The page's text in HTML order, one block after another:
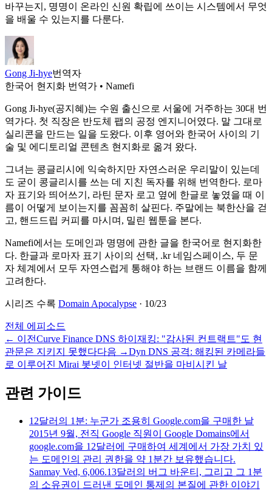
바꾸는지, 명명이 온라인 신원 확립에 쓰이는 시스템에서 무엇
을 배울 수 있는지를 다룬다.
Gong Ji-hye번역자
한국어 현지화 번역가 • Namefi
Gong Ji-hye(공지혜)는 수원 출신으로 서울에 거주하는 30대 번
역가다. 첫 직장은 반도체 팹의 공정 엔지니어였다. 말 그대로
실리콘을 만드는 일을 도왔다. 이후 영어와 한국어 사이의 기
술 및 에디토리얼 콘텐츠 현지화로 옮겨 왔다.
그녀는 콩글리시에 익숙하지만 자연스러운 우리말이 있는데
도 굳이 콩글리시를 쓰는 데 지친 독자를 위해 번역한다. 로마
자 표기와 띄어쓰기, 라틴 문자 로고 옆에 한글로 놓였을 때 이
름이 어떻게 보이는지를 꼼꼼히 살핀다. 주말에는 북한산을 걷
고, 핸드드립 커피를 마시며, 밀린 웹툰을 본다.
Namefi에서는 도메인과 명명에 관한 글을 한국어로 현지화한
다. 한글과 로마자 표기 사이의 선택, .kr 네임스페이스, 두 문
자 체계에서 모두 자연스럽게 통해야 하는 브랜드 이름을 함께
고려한다.
시리즈 수록 Domain Apocalypse · 10/23
전체 에피소드
← 이전Curve Finance DNS 하이재킹: "감사된 컨트랙트"도 현
관문은 지키지 못했다다음 →Dyn DNS 공격: 해킹된 카메라들
로 이루어진 Mirai 봇넷이 인터넷 절반을 마비시킨 날
관련 가이드
12달러의 1분: 누군가 조용히 Google.com을 구매한 날
2015년 9월, 전직 Google 직원이 Google Domains에서
google.com을 12달러에 구매하여 세계에서 가장 가치 있
는 도메인의 관리 권한을 약 1분간 보유했습니다.
Sanmay Ved, 6,006.13달러의 버그 바운티, 그리고 그 1분
의 소유권이 드러낸 도메인 통제의 본질에 관한 이야기